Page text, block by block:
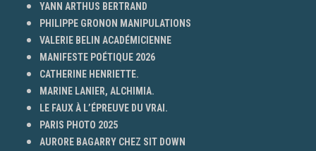
YANN ARTHUS BERTRAND
PHILIPPE GRONON MANIPULATIONS
VALERIE BELIN ACADÉMICIENNE
MANIFESTE POÉTIQUE 2026
CATHERINE HENRIETTE.
MARINE LANIER, ALCHIMIA.
LE FAUX À L’ÉPREUVE DU VRAI.
PARIS PHOTO 2025
AURORE BAGARRY CHEZ SIT DOWN